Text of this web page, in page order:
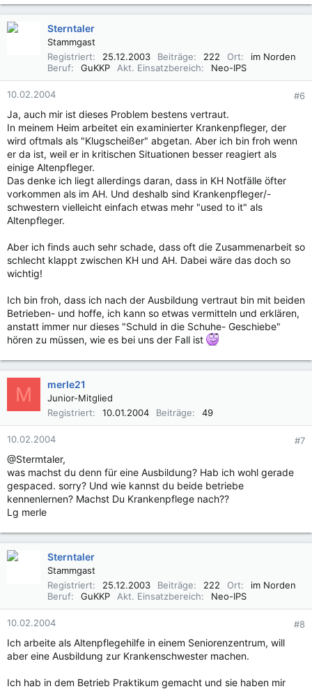
Sterntaler
Stammgast
Registriert
25.12.2003 Beiträge 222 Ort
im Norden
Beruf
GuKKP Akt. Einsatzbereich Neo-IPS
10.02.2004 #6
Ja, auch mir ist dieses Problem bestens vertraut.
In meinem Heim arbeitet ein examinierter Krankenpfleger, der
wird oftmals als "Klugscheißer" abgetan. Aber ich bin froh wenn
er da ist, weil er in kritischen Situationen besser reagiert als
einige Altenpfleger.
Das denke ich liegt allerdings daran, dass in KH Notfälle öfter
vorkommen als im AH. Und deshalb sind Krankenpfleger/-
schwestern vielleicht einfach etwas mehr "used to it" als
Altenpfleger.
Aber ich finds auch sehr schade, dass oft die Zusammenarbeit so
schlecht klappt zwischen KH und AH. Dabei wäre das doch so
wichtig!
Ich bin froh, dass ich nach der Ausbildung vertraut bin mit beiden
Betrieben- und hoffe, ich kann so etwas vermitteln und erklären,
anstatt immer nur dieses "Schuld in die Schuhe- Geschiebe"
hören zu müssen, wie es bei uns der Fall ist
M merle21
Junior-Mitglied
Registriert
10.01.2004 Beiträge 49
10.02.2004 #7
@Stermtaler,
was machst du denn für eine Ausbildung? Hab ich wohl gerade
gespaced. sorry? Und wie kannst du beide betriebe
kennenlernen? Machst Du Krankenpflege nach??
Lg merle
Sterntaler
Stammgast
Registriert
25.12.2003 Beiträge 222 Ort
im Norden
Beruf
GuKKP Akt. Einsatzbereich Neo-IPS
10.02.2004 #8
Ich arbeite als Altenpflegehilfe in einem Seniorenzentrum, will
aber eine Ausbildung zur Krankenschwester machen.
Ich hab in dem Betrieb Praktikum gemacht und sie haben mir